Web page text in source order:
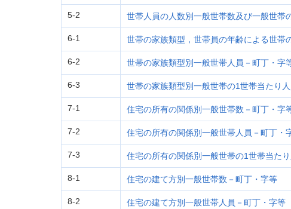
5-2 世帯人員の人数別一般世帯数及び一般世帯
6-1 世帯の家族類型，世帯員の年齢による世帯
6-2 世帯の家族類型別一般世帯人員－町丁・字
6-3 世帯の家族類型別一般世帯の1世帯当たり
7-1 住宅の所有の関係別一般世帯数－町丁・字
7-2 住宅の所有の関係別一般世帯人員－町丁・
7-3 住宅の所有の関係別一般世帯の1世帯当た
8-1 住宅の建て方別一般世帯数－町丁・字等
8-2 住宅の建て方別一般世帯人員－町丁・字等